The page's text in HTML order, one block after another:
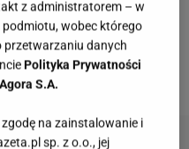
jest nowatorskie
struktury
z administratorem – w
wobec którego
przetwarzaniu danych
Polityka Prywatności
S.A.
na zainstalowanie i
sp. z o.o., jej